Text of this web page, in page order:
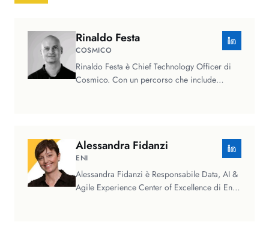
Rinaldo Festa
COSMICO
Rinaldo Festa è Chief Technology Officer di
Cosmico. Con un percorso che include
Alessandra Fidanzi
ENI
Alessandra Fidanzi è Responsabile Data, AI &
Agile Experience Center of Excellence di Eni e